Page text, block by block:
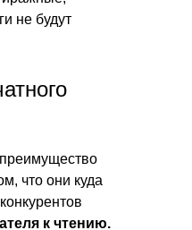
не будут
что они куда
к чтению.